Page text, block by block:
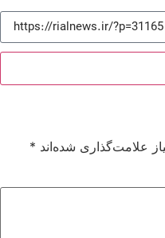
علامت‌گذاری شده‌اند *